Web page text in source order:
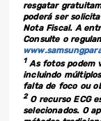
resgatar
poderá ser
Nota Fiscal. A
Consulte o
1As fotos podem
incluindo
falta de foco ou
2O recurso ECG
selecionados. O